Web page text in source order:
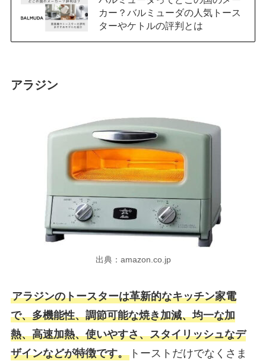
カー？バルミューダの人気トース
ターやケトルの評判とは
アラジン
出典：amazon.co.jp
アラジンのトースターは革新的なキッチン家電
で、多機能性、調節可能な焼き加減、均一な加
熱、高速加熱、使いやすさ、スタイリッシュなデ
ザインなどが特徴です。トーストだけでなくさま